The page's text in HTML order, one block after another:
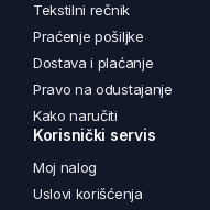
Tekstilni rečnik
Praćenje pošiljke
Dostava i plaćanje
Pravo na odustajanje
Kako naručiti
Korisnički servis
Moj nalog
Uslovi korišćenja